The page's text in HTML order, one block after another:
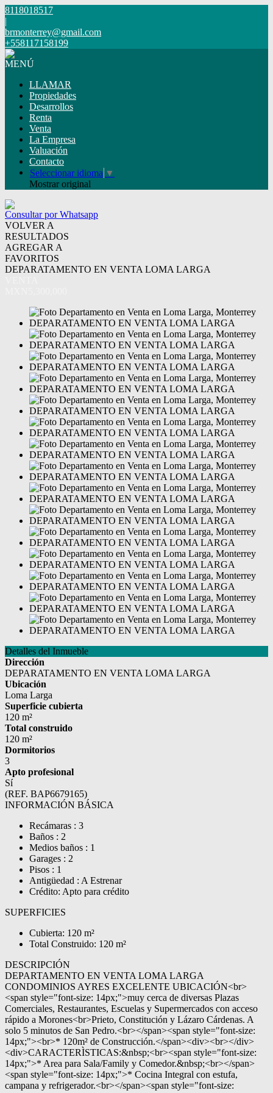
8118018517
|
brmonterrey@gmail.com
+558117158199
MENÚ
LLAMAR
Propiedades
Desarrollos
Renta
Venta
La Empresa
Valuación
Contacto
Seleccionar idioma ▼
Mostrar original
Consultar por Whatsapp
VOLVER A
RESULTADOS
AGREGAR A
FAVORITOS
DEPARATAMENTO EN VENTA LOMA LARGA
Detalles del Inmueble
Dirección
DEPARATAMENTO EN VENTA LOMA LARGA
Ubicación
Loma Larga
Superficie cubierta
120 m²
Total construido
120 m²
Dormitorios
3
Apto profesional
Sí
(REF. BAP6679165)
INFORMACIÓN BÁSICA
Recámaras : 3
Baños : 2
Medios baños : 1
Garages : 2
Pisos : 1
Antigüedad : A Estrenar
Crédito: Apto para crédito
SUPERFICIES
Cubierta: 120 m²
Total Construido: 120 m²
DESCRIPCIÓN
DEPARTAMENTO EN VENTA LOMA LARGA
CONDOMINIOS AYRES EXCELENTE UBICACIÓN<br>
<span style="font-size: 14px;">muy cerca de diversas Plazas
Comerciales, Restaurantes, Escuelas y Supermercados con acceso
rápido a Morones<br>Prieto, Constitución y Lázaro Cárdenas. A
solo 5 minutos de San Pedro.<br></span><span style="font-size:
14px;"><br>* 120m² de Construcción.</span><div><br></div>
<div>CARACTERÌSTICAS:&nbsp;<br><span style="font-size:
14px;">* Area para Sala/Family y Comedor.&nbsp;<br></span>
<span style="font-size: 14px;">* Cocina Integral con estufa,
campana y refrigerador.<br></span><span style="font-size: